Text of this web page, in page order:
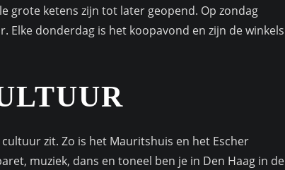
grote ketens zijn tot later geopend. Op zondag
Elke donderdag is het koopavond en zijn de winkels
zit. Zo is het Mauritshuis en het Escher
muziek, dans en toneel ben je in Den Haag in de